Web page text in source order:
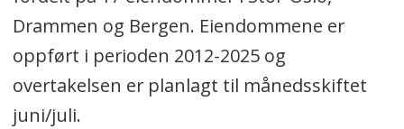
Drammen og Bergen. Eiendommene er
oppført i perioden 2012-2025 og
overtakelsen er planlagt til månedsskiftet
juni/juli.